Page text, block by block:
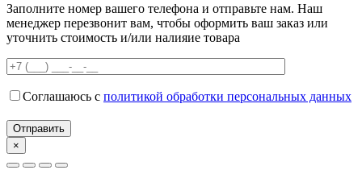
Заполните номер вашего телефона и отправьте нам. Наш
менеджер перезвонит вам, чтобы оформить ваш заказ или
уточнить стоимость и/или налияие товара
Соглашаюсь с политикой обработки персональных данных
×